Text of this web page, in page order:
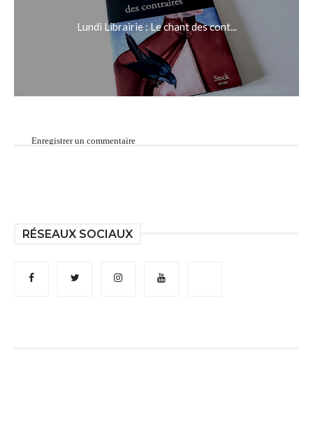
Lundi Librairie : Le chant des cont...
Enregistrer un commentaire
RÉSEAUX SOCIAUX